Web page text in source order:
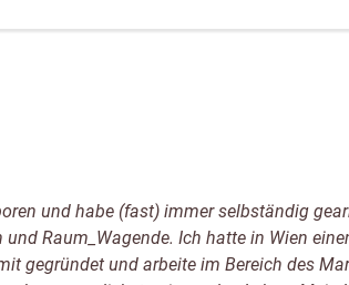
und habe (fast) immer selbständig
Raum_Wagende. Ich hatte in Wien
gegründet und arbeite im Bereich des